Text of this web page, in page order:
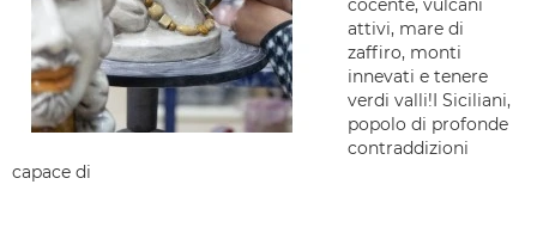
cocente, vulcani
attivi, mare di
zaffiro, monti
innevati e tenere
verdi valli!I Siciliani,
popolo di profonde
contraddizioni
capace di